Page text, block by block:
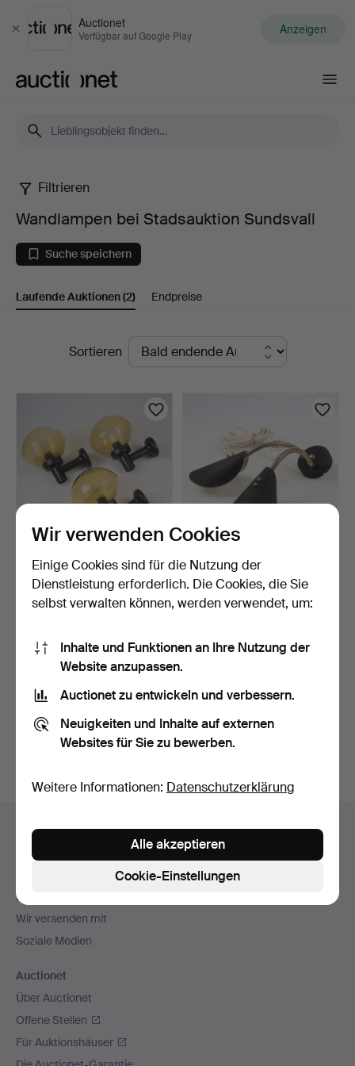
Schließen
Auctionet
Verfügbar auf Google Play Anzeigen
Wandlampen
bei
Stadsauktion
Sundsvall
Filtrieren
Wandlampen bei Stadsauktion Sundsvall
Suche speichern
Laufende Auktionen(2) Endpreise
LaufendeSortieren
AUSSENBELEUCHTUNG,
3 Stück, Metall, Glas. …
16 Std
WANDLEUCHTE.
schwarzes Blech,
Schwanenhäls…
7 Tage
Suche speichern
Archiv
suchen.
Navigation
Hilfe und Kontakt
Kontakt mit dem Support aufnehmen
Zahlungsweisen
Wir versenden mit
Soziale Medien
Auctionet
Über Auctionet
Offene Stellen
Für Auktionshäuser
Wir verwenden Cookies
Einige Cookies sind für die Nutzung der
Dienstleistung erforderlich. Die Cookies, die Sie
selbst verwalten können, werden verwendet, um:
Inhalte und Funktionen an Ihre Nutzung der
Website anzupassen.
Auctionet zu entwickeln und verbessern.
Neuigkeiten und Inhalte auf externen
Websites für Sie zu bewerben.
Weitere Informationen: Datenschutzerklärung
Cookie-Einstellungen
Alle akzeptieren